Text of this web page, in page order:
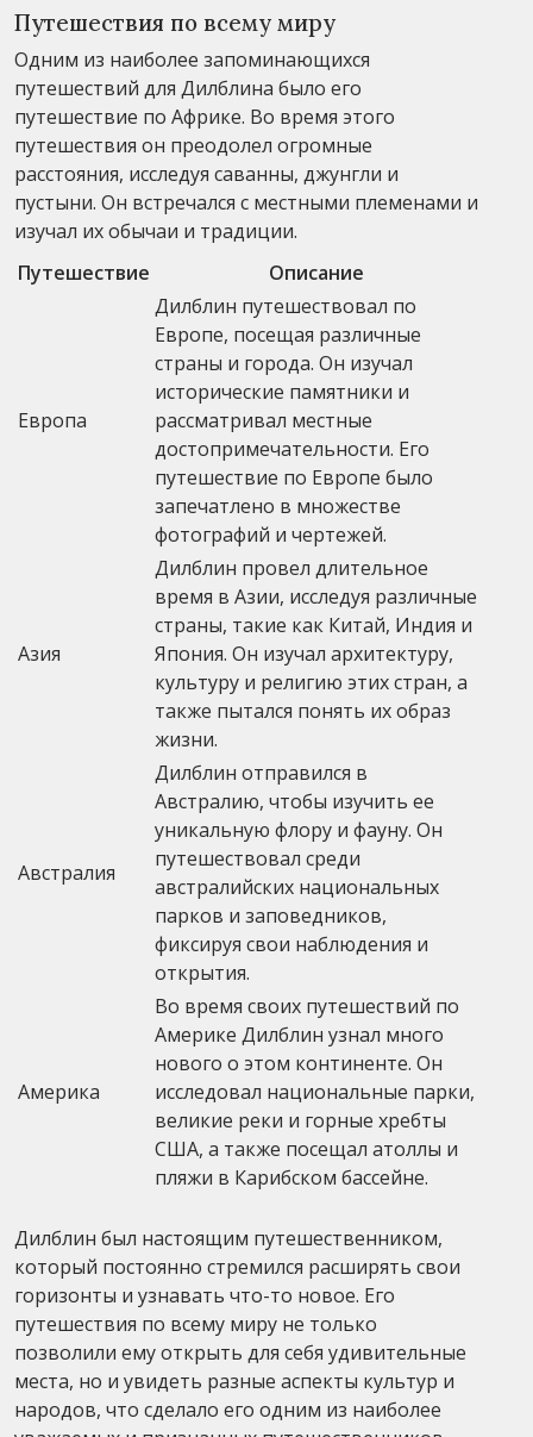
Путешествия по всему миру
Одним из наиболее запоминающихся
путешествий для Дилблина было его
путешествие по Африке. Во время этого
путешествия он преодолел огромные
расстояния, исследуя саванны, джунгли и
пустыни. Он встречался с местными племенами и
изучал их обычаи и традиции.
Путешествие
Описание
Европа
Дилблин путешествовал по
Европе, посещая различные
страны и города. Он изучал
исторические памятники и
рассматривал местные
достопримечательности. Его
путешествие по Европе было
запечатлено в множестве
фотографий и чертежей.
Азия
Дилблин провел длительное
время в Азии, исследуя различные
страны, такие как Китай, Индия и
Япония. Он изучал архитектуру,
культуру и религию этих стран, а
также пытался понять их образ
жизни.
Австралия
Дилблин отправился в
Австралию, чтобы изучить ее
уникальную флору и фауну. Он
путешествовал среди
австралийских национальных
парков и заповедников,
фиксируя свои наблюдения и
открытия.
Америка
Во время своих путешествий по
Америке Дилблин узнал много
нового о этом континенте. Он
исследовал национальные парки,
великие реки и горные хребты
США, а также посещал атоллы и
пляжи в Карибском бассейне.
Дилблин был настоящим путешественником,
который постоянно стремился расширять свои
горизонты и узнавать что-то новое. Его
путешествия по всему миру не только
позволили ему открыть для себя удивительные
места, но и увидеть разные аспекты культур и
народов, что сделало его одним из наиболее